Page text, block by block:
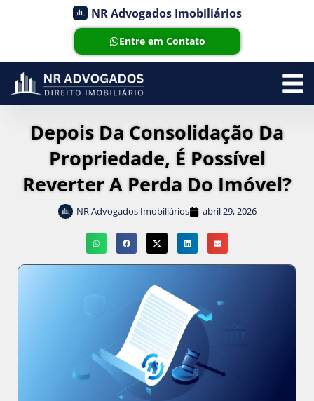
NR Advogados Imobiliários
Entre em Contato
Depois Da Consolidação Da
Propriedade, É Possível
Reverter A Perda Do Imóvel?
NR Advogados Imobiliários abril 29, 2026